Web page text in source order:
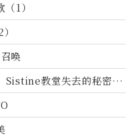
1）
唤
Sistine教堂失去的秘密